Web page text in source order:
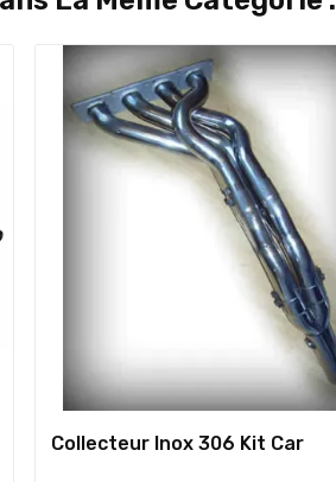
Collecteur Inox 306 Kit Car